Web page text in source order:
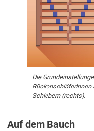
Die
RückenschläferInnen
Schiebern (rechts).
Auf dem Bauch